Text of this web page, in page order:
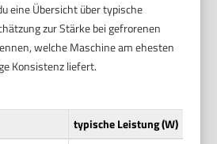
eine Übersicht über typische
zur Stärke bei gefrorenen
welche Maschine am ehesten
Konsistenz liefert.
typische Leistung (W)